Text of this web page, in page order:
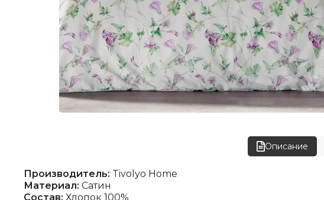
Описание
Производитель: Tivolyo Home
Материал: Сатин
Состав: Хлопок 100%